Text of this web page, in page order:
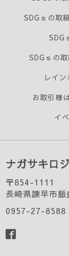
SDGｓの取
SDG
SDGｓの
レイ
お取引様
イ
ナガサキロ
〒854-1111
長崎県諫早市
0957-27-8588